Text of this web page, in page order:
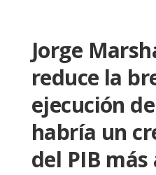
Jorge
reduce la
ejecución
habría un
del PIB más